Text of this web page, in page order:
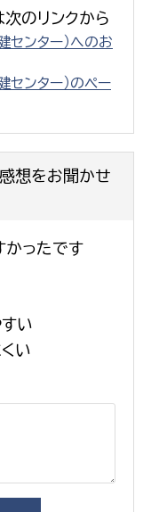
のリンクから
センター）へのお
センター）のペー
想をお聞かせ
かったです
い
い